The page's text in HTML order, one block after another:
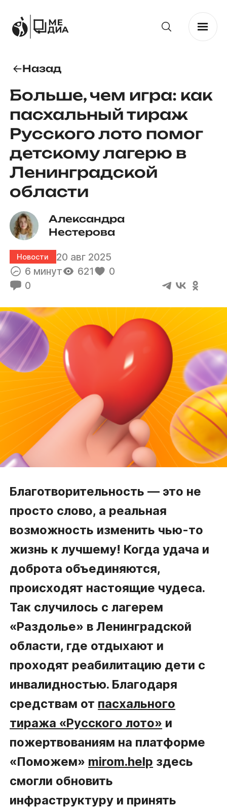
Назад
Больше, чем игра: как
пасхальный тираж
Русского лото помог
детскому лагерю в
Ленинградской
области
Александра
Нестерова
Новости
20 авг 2025
6 минут
621
0
0
Благотворительность — это не
просто слово, а реальная
возможность изменить чью-то
жизнь к лучшему! Когда удача и
доброта объединяются,
происходят настоящие чудеса.
Так случилось с лагерем
«Раздолье» в Ленинградской
области, где отдыхают и
проходят реабилитацию дети с
инвалидностью. Благодаря
средствам от пасхального
тиража «Русского лото» и
пожертвованиям на платформе
«Поможем» mirom.help здесь
смогли обновить
инфраструктуру и принять